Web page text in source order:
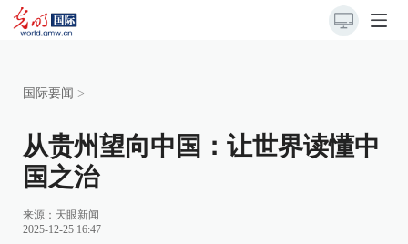
国际要闻 >
从贵州望向中国：让世界读懂中
国之治
来源： 天眼新闻
2025-12-25 16:47